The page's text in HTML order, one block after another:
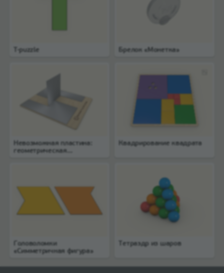
T-puzzle Брелок «Монетка»
Невозможная пластина:
геометрическая
Квадрирование квадрата
Головоломки
«Симметричная фигура»
Тетраэдр из шаров